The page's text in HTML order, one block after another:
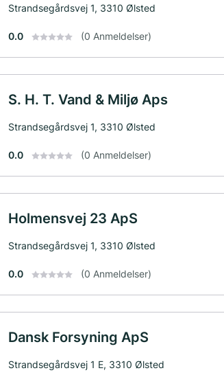
Strandsegårdsvej 1, 3310 Ølsted
0.0 (0 Anmeldelser)
S. H. T. Vand & Miljø Aps
Strandsegårdsvej 1, 3310 Ølsted
0.0 (0 Anmeldelser)
Holmensvej 23 ApS
Strandsegårdsvej 1, 3310 Ølsted
0.0 (0 Anmeldelser)
Dansk Forsyning ApS
Strandsegårdsvej 1 E, 3310 Ølsted